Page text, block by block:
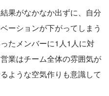
果がなかなか出ずに、自分
ーションが下がってしまう
たメンバーに1人1人に対
業はチーム全体の雰囲気が
ような空気作りも意識して